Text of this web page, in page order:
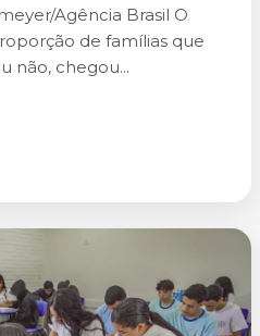
Agência Brasil O
de famílias que
não, chegou...